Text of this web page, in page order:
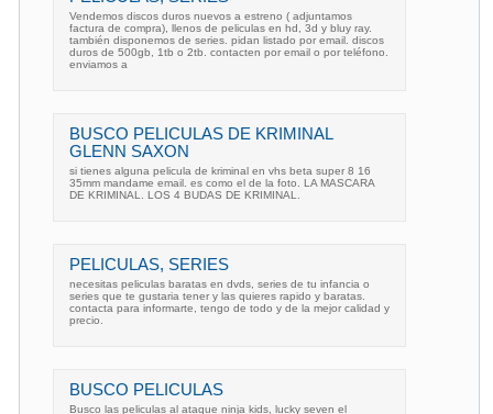
Vendemos discos duros nuevos a estreno ( adjuntamos
factura de compra), llenos de peliculas en hd, 3d y bluy ray.
también disponemos de series. pidan listado por email. discos
duros de 500gb, 1tb o 2tb. contacten por email o por teléfono.
enviamos a
BUSCO PELICULAS DE KRIMINAL
GLENN SAXON
si tienes alguna pelicula de kriminal en vhs beta super 8 16
35mm mandame email. es como el de la foto. LA MASCARA
DE KRIMINAL. LOS 4 BUDAS DE KRIMINAL.
PELICULAS, SERIES
necesitas peliculas baratas en dvds, series de tu infancia o
series que te gustaria tener y las quieres rapido y baratas.
contacta para informarte, tengo de todo y de la mejor calidad y
precio.
BUSCO PELICULAS
Busco las peliculas al ataque ninja kids, lucky seven el